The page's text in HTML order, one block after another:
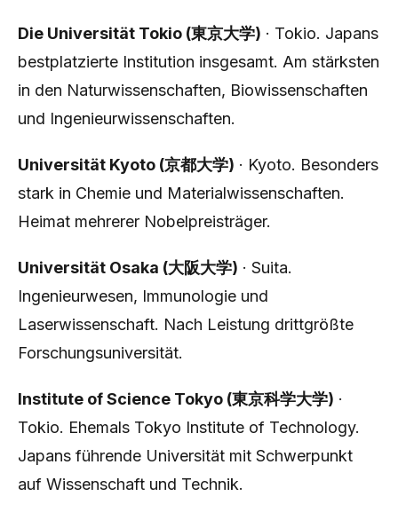
Die Universität Tokio (東京大学) · Tokio. Japans
bestplatzierte Institution insgesamt. Am stärksten
in den Naturwissenschaften, Biowissenschaften
und Ingenieurwissenschaften.
Universität Kyoto (京都大学) · Kyoto. Besonders
stark in Chemie und Materialwissenschaften.
Heimat mehrerer Nobelpreisträger.
Universität Osaka (大阪大学) · Suita.
Ingenieurwesen, Immunologie und
Laserwissenschaft. Nach Leistung drittgrößte
Forschungsuniversität.
Institute of Science Tokyo (東京科学大学) ·
Tokio. Ehemals Tokyo Institute of Technology.
Japans führende Universität mit Schwerpunkt
auf Wissenschaft und Technik.